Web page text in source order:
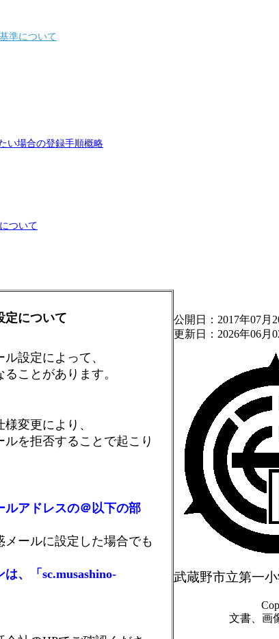
準について
い場合の登録手順概略
ついて
定について
設定によって、
ことがあります。
変更により、
を拒否することで起こり
ルアドレスの＠以下の部
ールに設定した場合でも
、「sc.musashino-
公開日：2017年07月
更新日：2026年06月
武蔵野市立第一
文書、画